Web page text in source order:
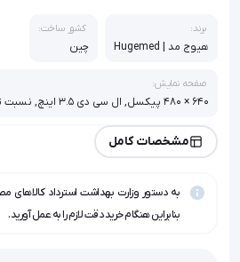
برند:
هیوج مد | Hugemed
کشور ساخت:
چین
صفحه نمایش:
640 × 480 پیکسل, ال سی دی 3.5 اینچ, نسبت تصویر 3:4
منبع تغذیه:
برق 220 ولت - 50 هرتز, خروجی شارژر mA1000 و V5, رابط شارژ MicroUSB
وزن:
مشخصات کامل
به دستور وزارت بهداشت استرداد کالاهای
بنابراین هنگام خرید دقت لازم را به عمل آورید.